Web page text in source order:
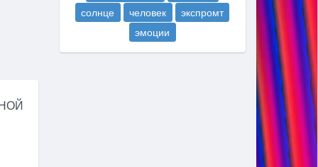
солнце
человек
экспромт
эмоции